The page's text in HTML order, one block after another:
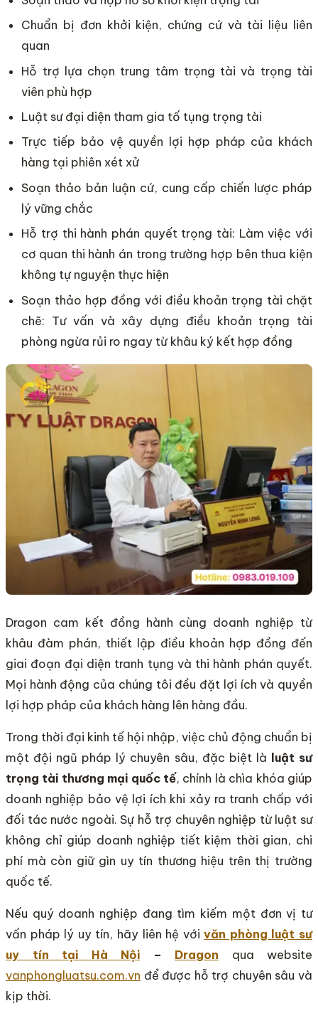
Chuẩn bị đơn khởi kiện, chứng cứ và tài liệu liên
quan
Hỗ trợ lựa chọn trung tâm trọng tài và trọng tài
viên phù hợp
Luật sư đại diện tham gia tố tụng trọng tài
Trực tiếp bảo vệ quyền lợi hợp pháp của khách
hàng tại phiên xét xử
Soạn thảo bản luận cứ, cung cấp chiến lược pháp
lý vững chắc
Hỗ trợ thi hành phán quyết trọng tài: Làm việc với
cơ quan thi hành án trong trường hợp bên thua kiện
không tự nguyện thực hiện
Soạn thảo hợp đồng với điều khoản trọng tài chặt
chẽ: Tư vấn và xây dựng điều khoản trọng tài
phòng ngừa rủi ro ngay từ khâu ký kết hợp đồng
Dragon cam kết đồng hành cùng doanh nghiệp từ
khâu đàm phán, thiết lập điều khoản hợp đồng đến
giai đoạn đại diện tranh tụng và thi hành phán quyết.
Mọi hành động của chúng tôi đều đặt lợi ích và quyền
lợi hợp pháp của khách hàng lên hàng đầu.
Trong thời đại kinh tế hội nhập, việc chủ động chuẩn bị
một đội ngũ pháp lý chuyên sâu, đặc biệt là
luật sư
trọng tài thương mại quốc tế, chính là chìa khóa giúp
doanh nghiệp bảo vệ lợi ích khi xảy ra tranh chấp với
đối tác nước ngoài. Sự hỗ trợ chuyên nghiệp từ luật sư
không chỉ giúp doanh nghiệp tiết kiệm thời gian, chi
phí mà còn giữ gìn uy tín thương hiệu trên thị trường
quốc tế.
Nếu quý doanh nghiệp đang tìm kiếm một đơn vị tư
vấn pháp lý uy tín, hãy liên hệ vớivăn phòng luật sư
uy tín tại Hà Nội – Dragon qua website
vanphongluatsu.com.vn để được hỗ trợ chuyên sâu và
kịp thời.